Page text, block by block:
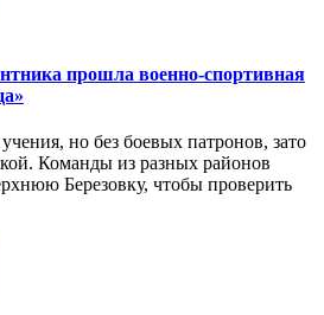
прошла военно-спортивная
но без боевых патронов, зато
Команды из разных районов
Березовку, чтобы проверить